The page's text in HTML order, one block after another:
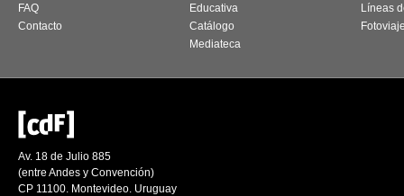
FAQ
Contacto
Educativa
Catálogo
Mediateca
Líneas
Av. 18 de Julio 885
(entre Andes y Convención)
CP 11100. Montevideo. Uruguay